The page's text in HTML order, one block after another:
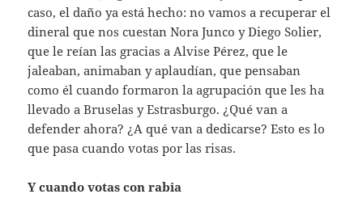
caso, el daño ya está hecho: no vamos a recuperar el
dineral que nos cuestan Nora Junco y Diego Solier,
que le reían las gracias a Alvise Pérez, que le
jaleaban, animaban y aplaudían, que pensaban
como él cuando formaron la agrupación que les ha
llevado a Bruselas y Estrasburgo. ¿Qué van a
defender ahora? ¿A qué van a dedicarse? Esto es lo
que pasa cuando votas por las risas.
Y cuando votas con rabia